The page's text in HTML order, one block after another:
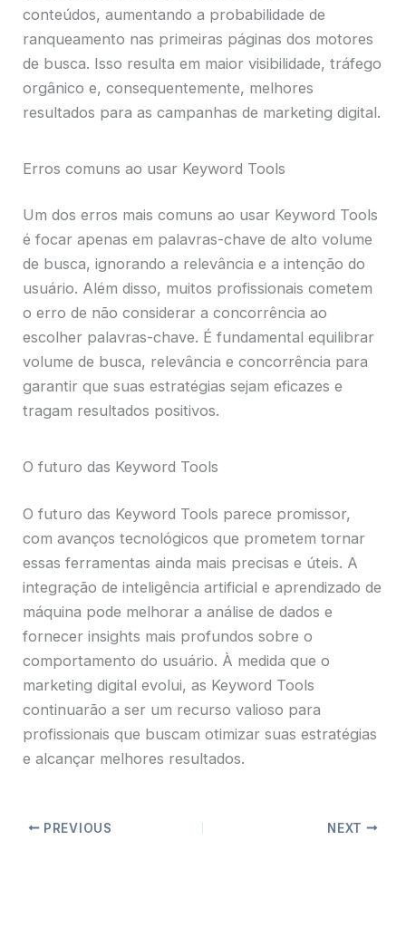
conteúdos, aumentando a probabilidade de
ranqueamento nas primeiras páginas dos motores
de busca. Isso resulta em maior visibilidade, tráfego
orgânico e, consequentemente, melhores
resultados para as campanhas de marketing digital.
Erros comuns ao usar Keyword Tools
Um dos erros mais comuns ao usar Keyword Tools
é focar apenas em palavras-chave de alto volume
de busca, ignorando a relevância e a intenção do
usuário. Além disso, muitos profissionais cometem
o erro de não considerar a concorrência ao
escolher palavras-chave. É fundamental equilibrar
volume de busca, relevância e concorrência para
garantir que suas estratégias sejam eficazes e
tragam resultados positivos.
O futuro das Keyword Tools
O futuro das Keyword Tools parece promissor,
com avanços tecnológicos que prometem tornar
essas ferramentas ainda mais precisas e úteis. A
integração de inteligência artificial e aprendizado de
máquina pode melhorar a análise de dados e
fornecer insights mais profundos sobre o
comportamento do usuário. À medida que o
marketing digital evolui, as Keyword Tools
continuarão a ser um recurso valioso para
profissionais que buscam otimizar suas estratégias
e alcançar melhores resultados.
PREVIOUS NEXT